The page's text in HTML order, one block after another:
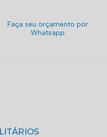
Faça seu orçamento por
Whatsapp